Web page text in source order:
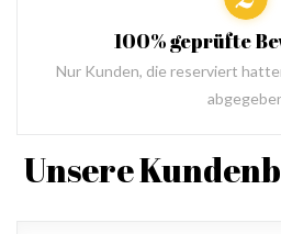
Unsere
100% geprüfte
Nur Kunden, die reserviert